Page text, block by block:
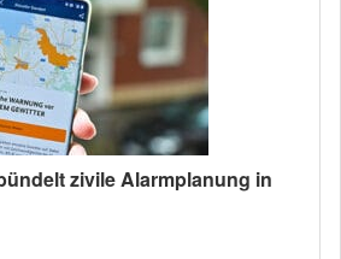
zivile Alarmplanung in